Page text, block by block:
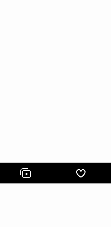
ПЪЛЕН АЙЛЯК